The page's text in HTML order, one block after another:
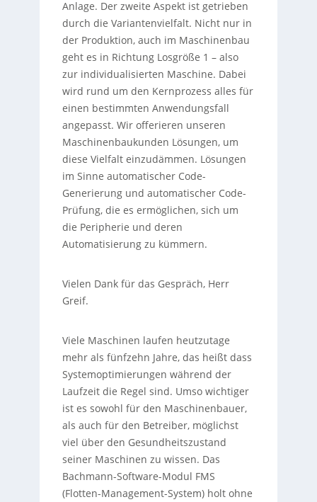
Anlage. Der zweite Aspekt ist getrieben
durch die Variantenvielfalt. Nicht nur in
der Produktion, auch im Maschinenbau
geht es in Richtung Losgröße 1 – also
zur individualisierten Maschine. Dabei
wird rund um den Kernprozess alles für
einen bestimmten Anwendungsfall
angepasst. Wir offerieren unseren
Maschinenbaukunden Lösungen, um
diese Vielfalt einzudämmen. Lösungen
im Sinne automatischer Code-
Generierung und automatischer Code-
Prüfung, die es ermöglichen, sich um
die Peripherie und deren
Automatisierung zu kümmern.
Vielen Dank für das Gespräch, Herr
Greif.
Viele Maschinen laufen heutzutage
mehr als fünfzehn Jahre, das heißt dass
Systemoptimierungen während der
Laufzeit die Regel sind. Umso wichtiger
ist es sowohl für den Maschinenbauer,
als auch für den Betreiber, möglichst
viel über den Gesundheitszustand
seiner Maschinen zu wissen. Das
Bachmann-Software-Modul FMS
(Flotten-Management-System) holt ohne